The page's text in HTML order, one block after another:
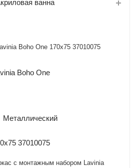
Boho One 170x75 37010075
с монтажным набором Lavinia